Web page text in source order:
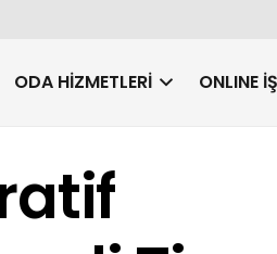
ODA HIZMETLERI ONLINE